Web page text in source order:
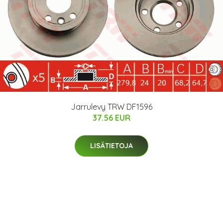
Jarrulevy TRW DF1596
37.56 EUR
LISÄTIETOJA